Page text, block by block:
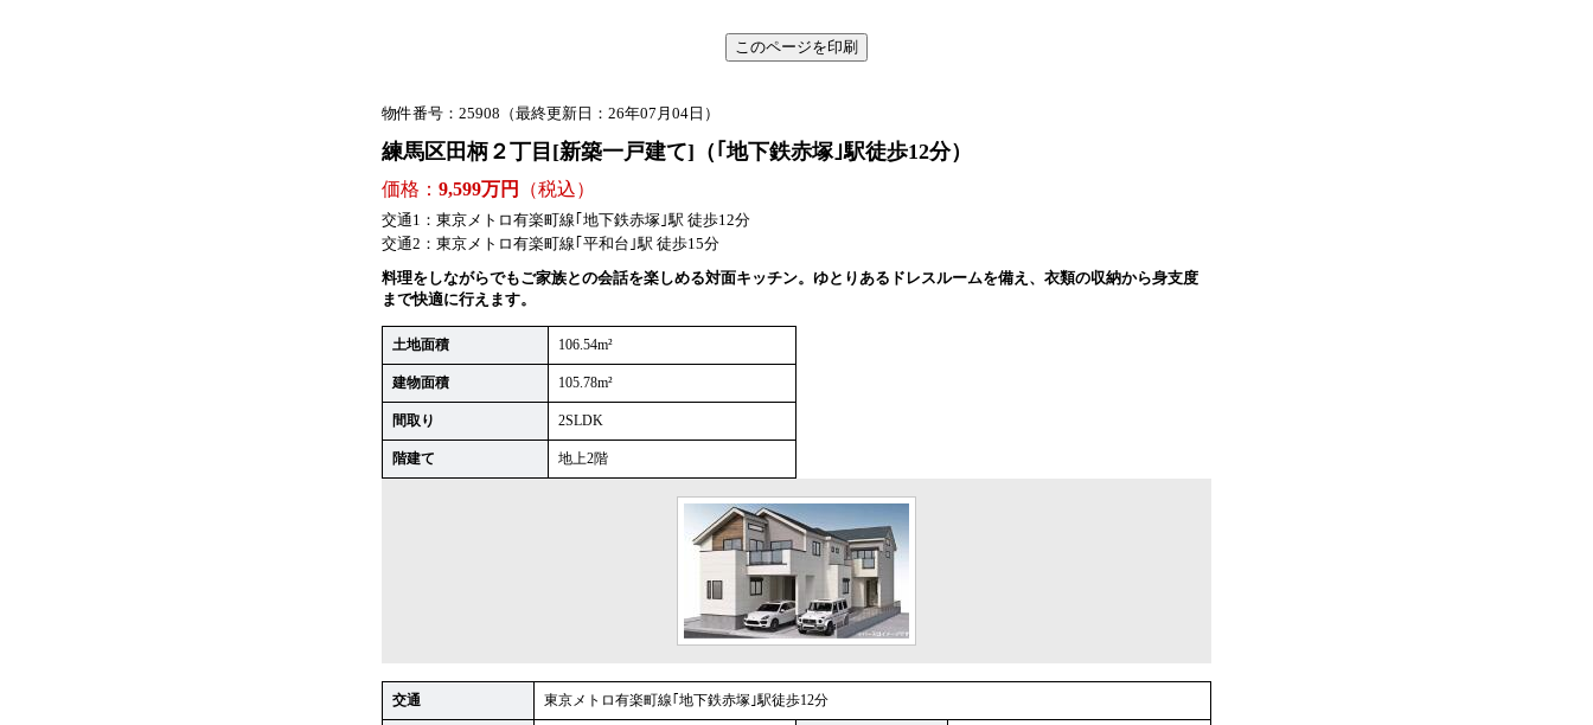
物件番号：25908 （最終更新日：26年07月04日）
練馬区田柄２丁目 [新築一戸建て] （｢地下鉄赤塚｣駅徒歩12分）
価格： 9,599万円 （税込）
交通1： 東京メトロ有楽町線｢地下鉄赤塚｣駅 徒歩12分
交通2： 東京メトロ有楽町線｢平和台｣駅 徒歩15分
料理をしながらでもご家族との会話を楽しめる対面キッチン。ゆとりあるドレスルームを備え、衣類の収納から身支度
まで快適に行えます。
土地面積 106.54m²
建物面積 105.78m²
間取り 2SLDK
階建て 地上2階
交通 東京メトロ有楽町線｢地下鉄赤塚｣駅徒歩12分